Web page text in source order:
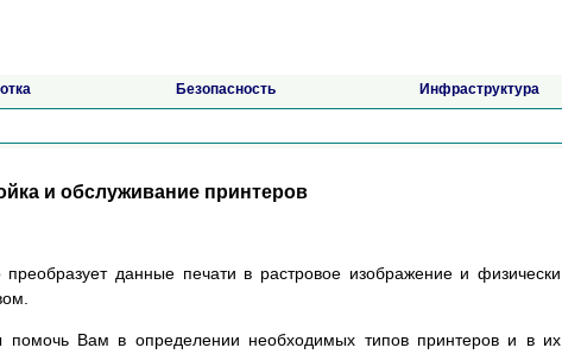
Безопасность Инфраструктура
и обслуживание принтеров
данные печати в растровое изображение и физически
помочь Вам в определении необходимых типов принтеров и в их